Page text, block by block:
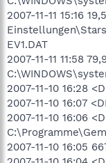
2007-11-11 15:16
EV1.DAT
2007-11-11 11:58
2007-11-10 16:28
2007-11-10 16:07
2007-11-10 16:06
2007-11-10 16:05